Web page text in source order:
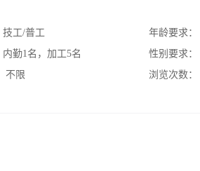
技工/普工
内勤1名，加工5名
不限
年龄要求：
性别要求：
浏览次数：